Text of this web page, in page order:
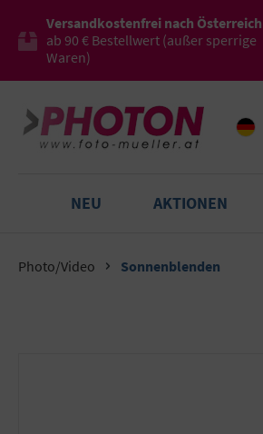
Versandkostenfrei nach Österreich
ab 90 € Bestellwert (außer sperrige
Waren)
NEU AKTIONEN
Photo/Video Sonnenblenden